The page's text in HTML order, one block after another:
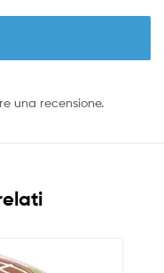
una recensione.